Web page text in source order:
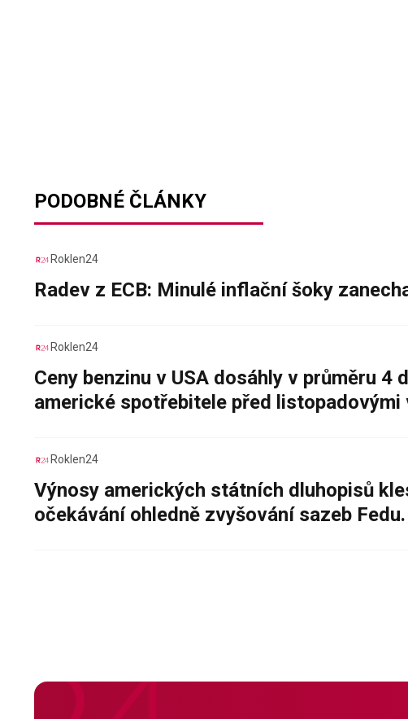
PODOBNÉ ČLÁNKY
Roklen24
Radev z ECB: Minulé inflační šoky
Roklen24
Ceny benzinu v USA dosáhly v průměru
americké spotřebitele před listopadovými
Roklen24
Výnosy amerických státních dluhopisů
očekávání ohledně zvyšování sazeb Fedu.